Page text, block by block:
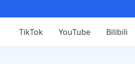
TikTok YouTube Bilibili